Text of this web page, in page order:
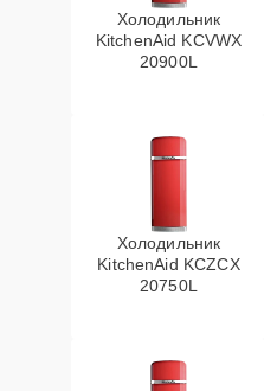
Холодильник
KitchenAid KCVWX
20900L
Холодильник
KitchenAid KCZCX
20750L